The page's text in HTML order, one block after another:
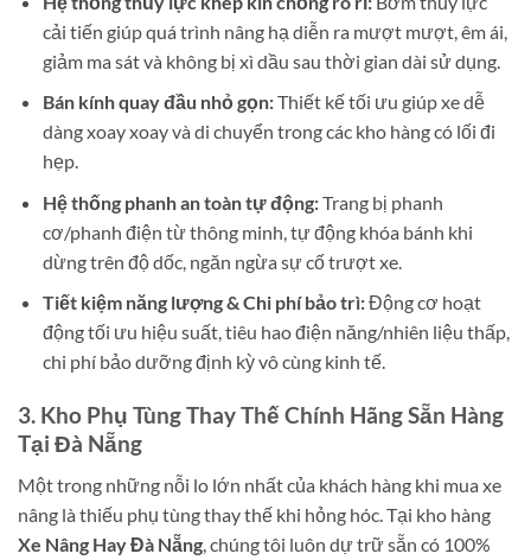
cải tiến giúp quá trình nâng hạ diễn ra mượt mượt, êm ái,
giảm ma sát và không bị xì dầu sau thời gian dài sử dụng.
Bán kính quay đầu nhỏ gọn:Thiết kế tối ưu giúp xe dễ
dàng xoay xoay và di chuyển trong các kho hàng có lối đi
hẹp.
Hệ thống phanh an toàn tự động:Trang bị phanh
cơ/phanh điện từ thông minh, tự động khóa bánh khi
dừng trên độ dốc, ngăn ngừa sự cố trượt xe.
Tiết kiệm năng lượng & Chi phí bảo trì:Động cơ hoạt
động tối ưu hiệu suất, tiêu hao điện năng/nhiên liệu thấp,
chi phí bảo dưỡng định kỳ vô cùng kinh tế.
3. Kho Phụ Tùng Thay Thế Chính Hãng Sẵn Hàng
Tại Đà Nẵng
Một trong những nỗi lo lớn nhất của khách hàng khi mua xe
nâng là thiếu phụ tùng thay thế khi hỏng hóc. Tại kho hàng
Xe Nâng Hay Đà Nẵng , chúng tôi luôn dự trữ sẵn có 100%